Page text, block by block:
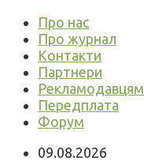
Про нас
Про журнал
Контакти
Партнери
Рекламодавцям
Передплата
Форум
09.08.2026